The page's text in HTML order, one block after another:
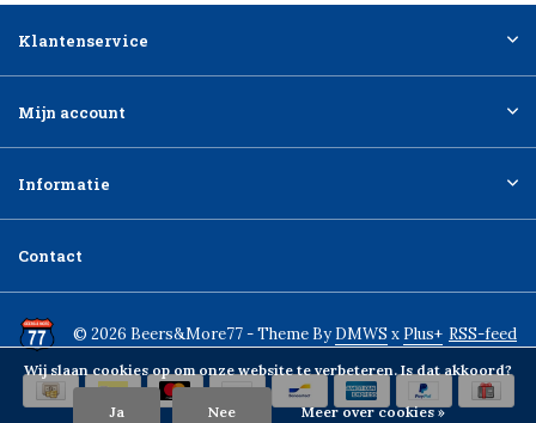
Klantenservice
Mijn account
Informatie
Contact
© 2026 Beers&More77 - Theme ByDMWS x Plus+ RSS-feed
Wij slaan cookies op om onze website te verbeteren. Is dat akkoord?
Ja Nee Meer over cookies »